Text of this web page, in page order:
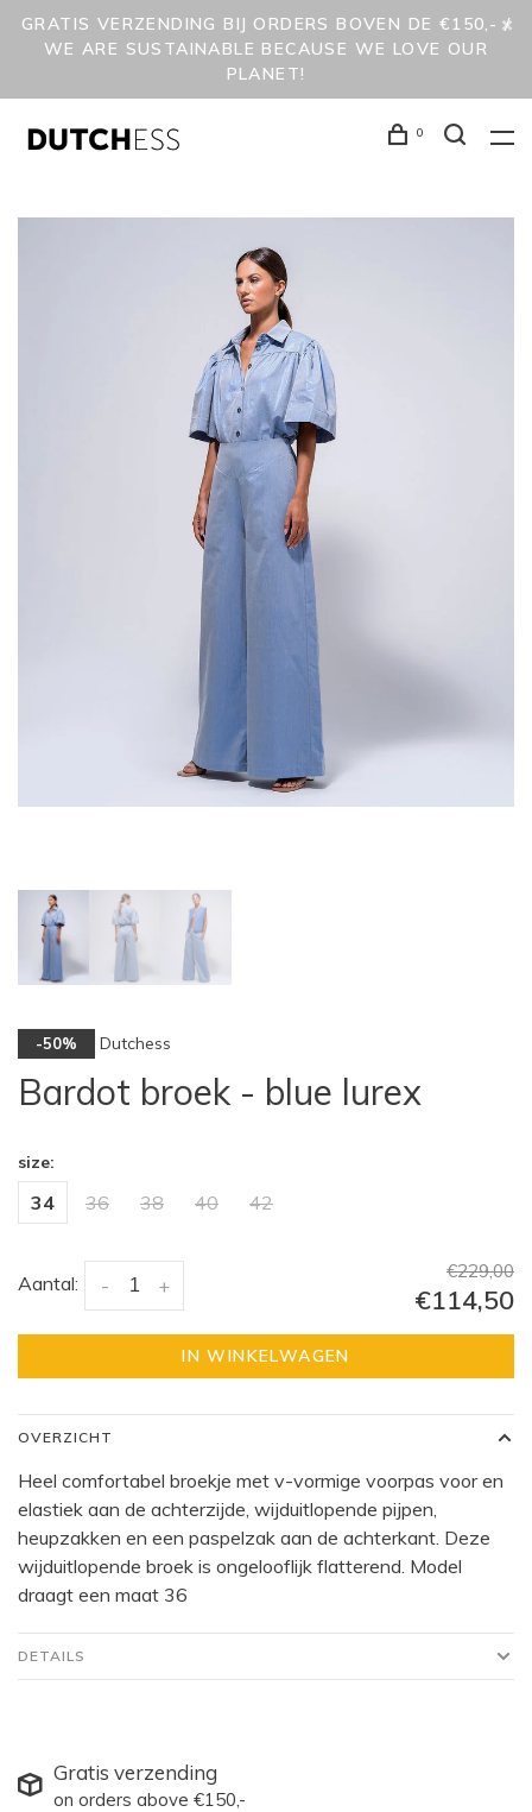
GRATIS VERZENDING BIJ ORDERS BOVEN DE €150,- /
WE ARE SUSTAINABLE BECAUSE WE LOVE OUR
PLANET!
0
-50% Dutchess
Bardot broek - blue lurex
size:
34 36 38 40 42
Aantal: +
-
€229,00
€114,50
IN WINKELWAGEN
OVERZICHT
Heel comfortabel broekje met v-vormige voorpas voor en
elastiek aan de achterzijde, wijduitlopende pijpen,
heupzakken en een paspelzak aan de achterkant. Deze
wijduitlopende broek is ongelooflijk flatterend. Model
draagt een maat 36
DETAILS
Gratis verzending
on orders above €150,-